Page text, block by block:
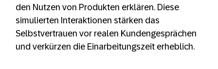
den Nutzen von Produkten erklären. Diese
simulierten Interaktionen stärken das
Selbstvertrauen vor realen Kundengesprächen
und verkürzen die Einarbeitungszeit erheblich.